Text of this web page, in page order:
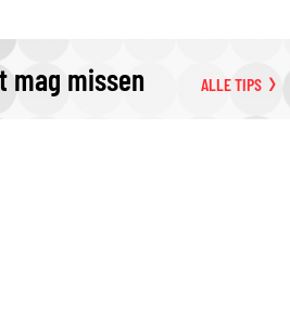
mag missen ALLE TIPS